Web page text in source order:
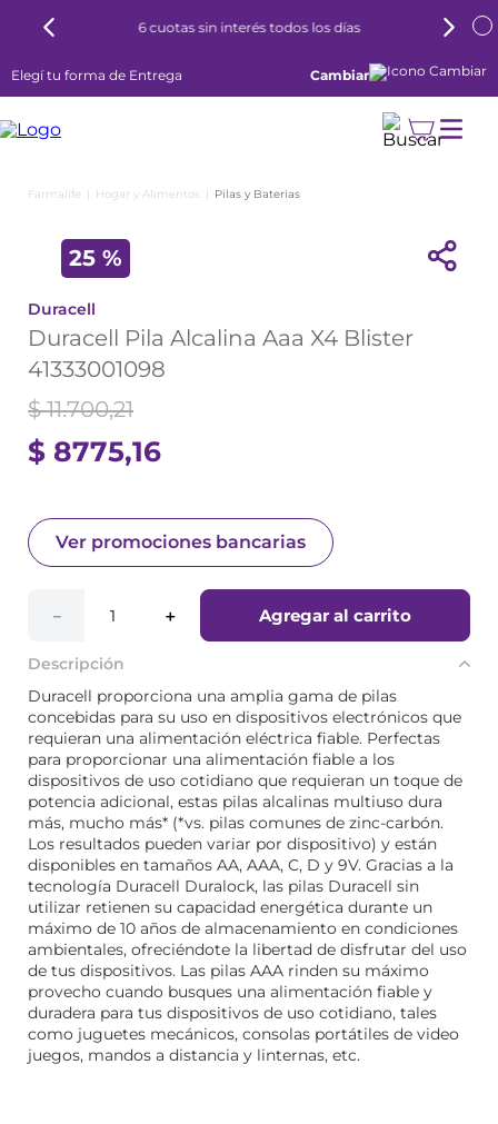
6 cuotas sin interés todos los días
Elegí tu forma de Entrega Cambiar
Hogar y Alimentos Pilas y Baterias
25 %
Duracell
Duracell Pila Alcalina Aaa X4 Blister
41333001098
$ 8775,16
$ 11.700,21
Ver promociones bancarias
＋
－ Agregar al carrito
Descripción
Duracell proporciona una amplia gama de pilas
concebidas para su uso en dispositivos electrónicos que
requieran una alimentación eléctrica fiable. Perfectas
para proporcionar una alimentación fiable a los
dispositivos de uso cotidiano que requieran un toque de
potencia adicional, estas pilas alcalinas multiuso dura
más, mucho más* (*vs. pilas comunes de zinc-carbón.
Los resultados pueden variar por dispositivo) y están
disponibles en tamaños AA, AAA, C, D y 9V. Gracias a la
tecnología Duracell Duralock, las pilas Duracell sin
utilizar retienen su capacidad energética durante un
máximo de 10 años de almacenamiento en condiciones
ambientales, ofreciéndote la libertad de disfrutar del uso
de tus dispositivos. Las pilas AAA rinden su máximo
provecho cuando busques una alimentación fiable y
duradera para tus dispositivos de uso cotidiano, tales
como juguetes mecánicos, consolas portátiles de video
juegos, mandos a distancia y linternas, etc.